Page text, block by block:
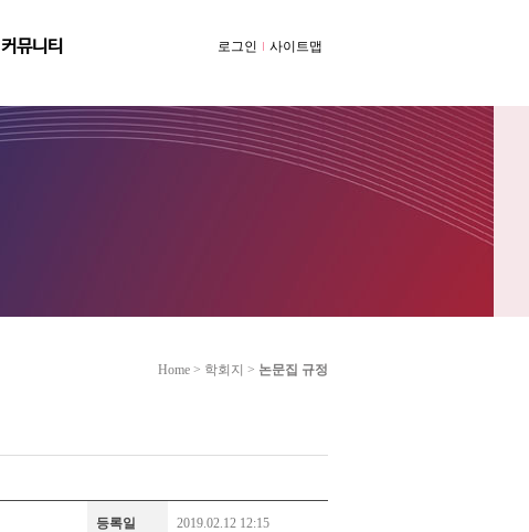
로그인 사이트맵
커뮤니티
Home > 학회지 > 논문집 규정
등록일 2019.02.12 12:15